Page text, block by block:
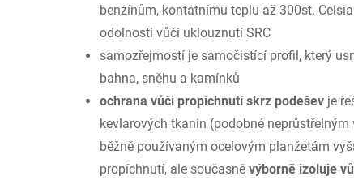
benzínům, kontatnímu teplu až 300st.
odolnosti vůči uklouznutí SRC
samozřejmostí je samočistící profil, který
bahna, sněhu a kamínků
ochrana vůči propíchnutí skrz podešev je
kevlarových tkanin (podobné
běžně používaným ocelovým planžetám
propíchnutí, ale současně výborně izoluje